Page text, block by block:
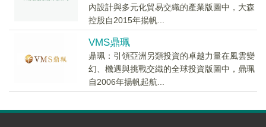
內設計與多元化貿易交織的產業版圖中，大森
控股自2015年揚帆...
VMS鼎珮
鼎珮：引領亞洲另類投資的卓越力量在風雲變
幻、機遇與挑戰交織的全球投資版圖中，鼎珮
自2006年揚帆起航...